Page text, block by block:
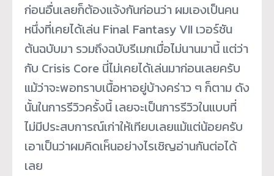
ก่อนอื่นเลยก็ต้องแจ้งกันก่อนว่า ผมเองเป็นคน
หนึ่งที่เคยได้เล่น Final Fantasy VII เวอร์ชัน
ต้นฉบับมา รวมถึงฉบับรีเมกเมื่อไม่นานมานี้ แต่ว่า
กับ Crisis Core นี่ไม่เคยได้เล่นมาก่อนเลยครับ
แม้ว่าจะพอทราบเนื้อหาอยู่บ้างคร่าว ๆ ก็ตาม ดัง
นั้นในการรีวิวครั้งนี้ เลยจะเป็นการรีวิวในแบบที่
ไม่มีประสบการณ์เก่าให้เทียบเลยแม้แต่น้อยครับ
เอาเป็นว่าผมคิดเห็นอย่างไรเชิญอ่านกันต่อได้
เลย